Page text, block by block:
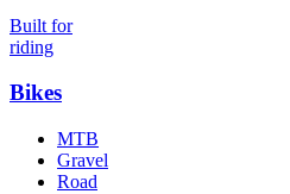
Built for
riding
Bikes
MTB
Gravel
Road